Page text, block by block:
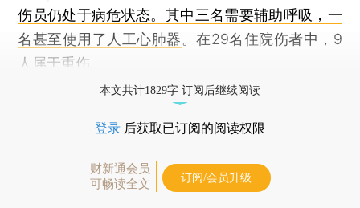
伤员仍处于病危状态。其中三名需要辅助呼吸，一
名甚至使用了人工心肺器。在29名住院伤者中，9
人属于重伤。
本文共计1829字 订阅后继续阅读
登录 后获取已订阅的阅读权限
财新通会员
可畅读全文
订阅/会员升级